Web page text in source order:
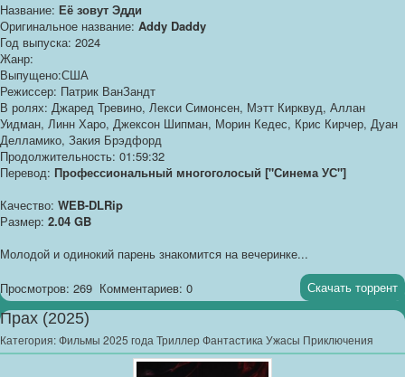
Название: Её зовут Эдди
Оригинальное название: Addy Daddy
Год выпуска: 2024
Жанр:
Выпущено:США
Режиссер: Патрик ВанЗандт
В ролях: Джаред Тревино, Лекси Симонсен, Мэтт Кирквуд, Аллан
Уидман, Линн Харо, Джексон Шипман, Морин Кедес, Крис Кирчер, Дуан
Делламико, Закия Брэдфорд
Продолжительность: 01:59:32
Перевод: Профессиональный многоголосый ["Синема УС"]
Качество: WEB-DLRip
Размер: 2.04 GB
Молодой и одинокий парень знакомится на вечеринке...
Просмотров: 269 Комментариев: 0 Скачать торрент
Прах (2025)
Категория:Фильмы 2025 года Триллер Фантастика Ужасы Приключения